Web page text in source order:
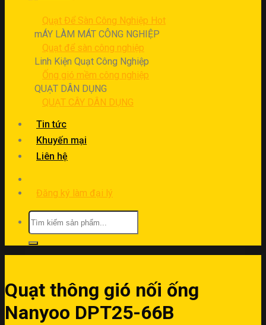
Quạt Để Sàn Công Nghiệp
mÁY LÀM MÁT CÔNG NGHIỆP
Quạt để sàn công nghiệp
Linh Kiện Quạt Công Nghiệp
Ống gió mềm công nghiệp
QUẠT DÂN DỤNG
QUẠT CÂY DÂN DỤNG
Tin tức
Khuyến mại
Liên hệ
Đăng ký làm đại lý
Tìm
kiếm:
Quạt thông gió nối ống
Nanyoo DPT25-66B